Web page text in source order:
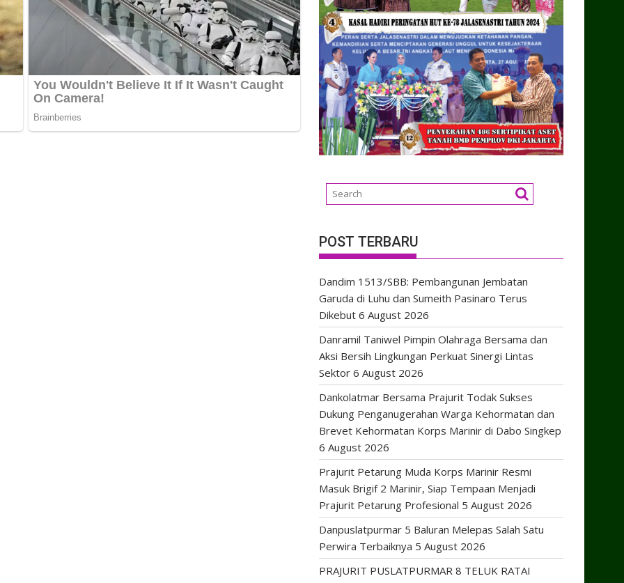
POST TERBARU
Dandim 1513/SBB: Pembangunan Jembatan
Garuda di Luhu dan Sumeith Pasinaro Terus
Dikebut 6 August 2026
Danramil Taniwel Pimpin Olahraga Bersama dan
Aksi Bersih Lingkungan Perkuat Sinergi Lintas
Sektor 6 August 2026
Dankolatmar Bersama Prajurit Todak Sukses
Dukung Penganugerahan Warga Kehormatan dan
Brevet Kehormatan Korps Marinir di Dabo Singkep
6 August 2026
Prajurit Petarung Muda Korps Marinir Resmi
Masuk Brigif 2 Marinir, Siap Tempaan Menjadi
Prajurit Petarung Profesional 5 August 2026
Danpuslatpurmar 5 Baluran Melepas Salah Satu
Perwira Terbaiknya 5 August 2026
PRAJURIT PUSLATPURMAR 8 TELUK RATAI